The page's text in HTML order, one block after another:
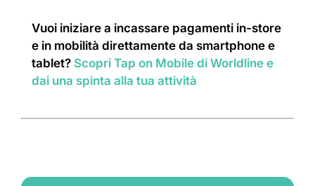
Vuoi iniziare a incassare pagamenti in-store
e in mobilità direttamente da smartphone e
tablet? Scopri Tap on Mobile di Worldline e
dai una spinta alla tua attività